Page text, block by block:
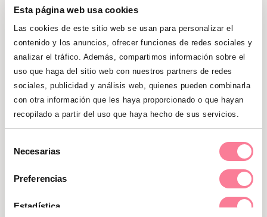
Esta página web usa cookies
Las cookies de este sitio web se usan para personalizar el
contenido y los anuncios, ofrecer funciones de redes sociales y
analizar el tráfico. Además, compartimos información sobre el
uso que haga del sitio web con nuestros partners de redes
sociales, publicidad y análisis web, quienes pueden combinarla
con otra información que les haya proporcionado o que hayan
recopilado a partir del uso que haya hecho de sus servicios.
Necesarias
Preferencias
Estadística
piscina o queremos pasar la tarde juntos
en el parque, no hay que olvidarse la
crema solar con protección. El número del
factor de protección nos dice cuántas
veces más necesitará la radiación solar
para causar el enrojecimiento en la piel
con respecto al que hace falta sin el
fotoprotector. Por ejemplo, una crema con
un factor de protección 10 quiere decir que
si la piel de una persona tarda 5 minutos
en enrojecerse cuando está expuesta al
tendrán que pasar 50 minutos de